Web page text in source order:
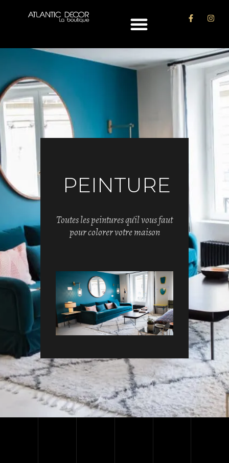
PEINTURE
Toutes les peintures qu'il vous faut
pour colorer votre maison
PAPIER-
PEINT
Papiers Peints & Revêtements
Muraux